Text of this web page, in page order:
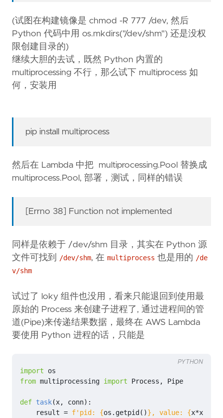
(试图在构建镜像是 chmod -R 777 /dev, 然后
Python 代码中用 os.mkdirs("/dev/shm") 还是没权
限创建目录的)
继续大胆的去试，既然 Python 内置的
multiprocessing 不行，那么试下 multiprocess 如
何，安装用
pip install multiprocess
然后在 Lambda 中把 multiprocessing.Pool 替换成
multiprocess.Pool, 部署，测试，同样的错误
[Errno 38] Function not implemented
同样是依赖于 /dev/shm 目录，其实在 Python 源
文件可找到
/dev/shm, 在 multiprocess 也是用的 /de
v/shm
试过了 loky 组件也没用，看来只能退回到使用最
原始的 Process 来创建子进程了, 通过进程间的管
道(Pipe)来传递结果数据，最终在 AWS Lambda
要使用 Python 进程的话，只能是
import
os
from multiprocessing import Process , Pipe
def task(x, conn):
result = f'pid: {os . getpid ()} , value: {x*x
PYTHON